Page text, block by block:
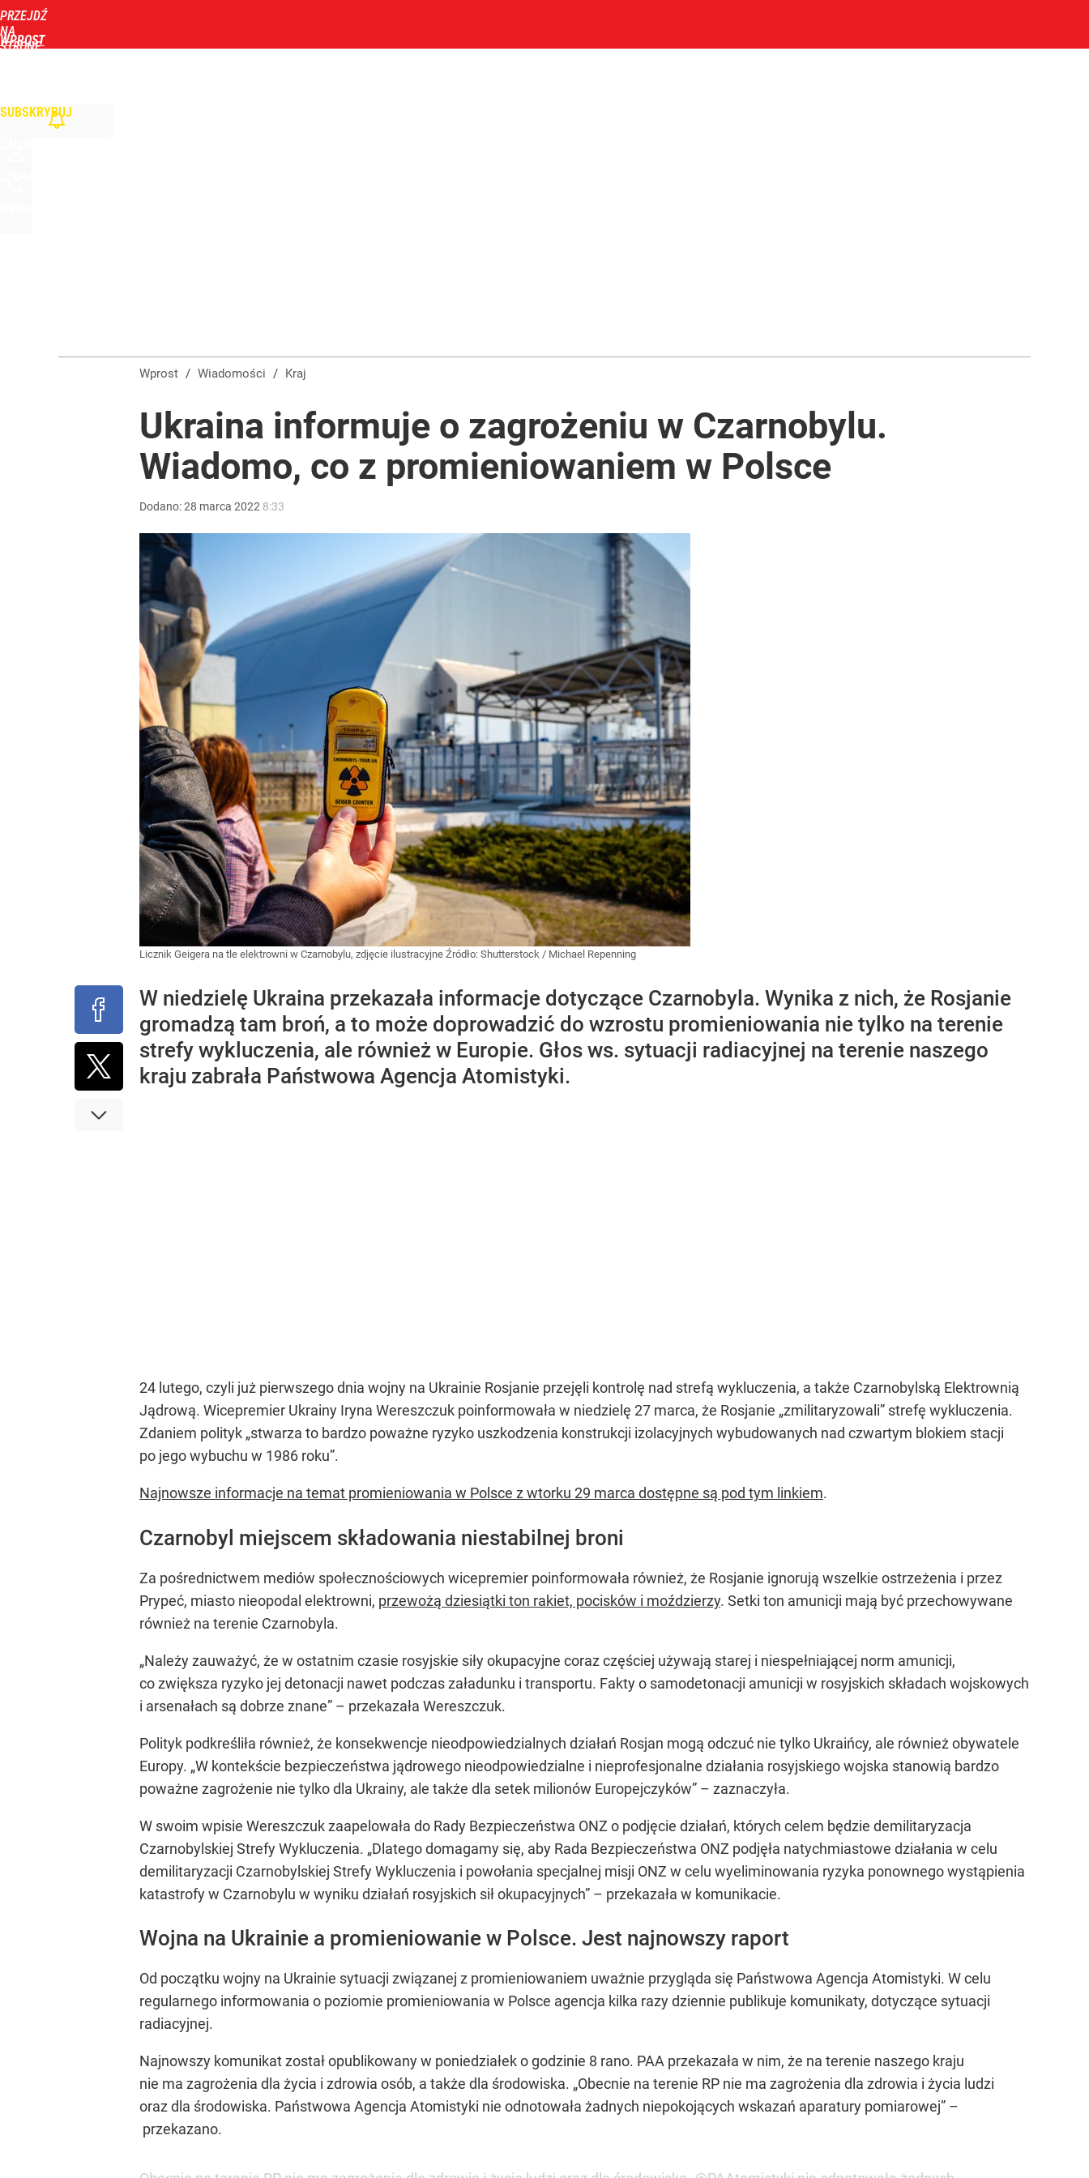
PRZEJDŹ
NA
STRONĘ
WPROST
SUBSKRYBUJ
Wprost / Wiadomości / Kraj
Ukraina informuje o zagrożeniu w Czarnobylu.
Wiadomo, co z promieniowaniem w Polsce
Dodano:28 marca 2022 8:33
Licznik Geigera na tle elektrowni w Czarnobylu, zdjęcie ilustracyjne Źródło: Shutterstock / Michael Repenning
W niedzielę Ukraina przekazała informacje dotyczące Czarnobyla. Wynika z nich, że Rosjanie
gromadzą tam broń, a to może doprowadzić do wzrostu promieniowania nie tylko na terenie
strefy wykluczenia, ale również w Europie. Głos ws. sytuacji radiacyjnej na terenie naszego
kraju zabrała Państwowa Agencja Atomistyki.
24 lutego, czyli już pierwszego dnia wojny na Ukrainie Rosjanie przejęli kontrolę nad strefą wykluczenia, a także Czarnobylską Elektrownią
Jądrową. Wicepremier Ukrainy Iryna Wereszczuk poinformowała w niedzielę 27 marca, że Rosjanie „zmilitaryzowali” strefę wykluczenia.
Zdaniem polityk „stwarza to bardzo poważne ryzyko uszkodzenia konstrukcji izolacyjnych wybudowanych nad czwartym blokiem stacji
po jego wybuchu w 1986 roku”.
Najnowsze informacje na temat promieniowania w Polsce z wtorku 29 marca dostępne są pod tym linkiem.
Czarnobyl miejscem składowania niestabilnej broni
Za pośrednictwem mediów społecznościowych wicepremier poinformowała również, że Rosjanie ignorują wszelkie ostrzeżenia i przez
Prypeć, miasto nieopodal elektrowni, przewożą dziesiątki ton rakiet, pocisków i moździerzy. Setki ton amunicji mają być przechowywane
również na terenie Czarnobyla.
„Należy zauważyć, że w ostatnim czasie rosyjskie siły okupacyjne coraz częściej używają starej i niespełniającej norm amunicji,
co zwiększa ryzyko jej detonacji nawet podczas załadunku i transportu. Fakty o samodetonacji amunicji w rosyjskich składach wojskowych
i arsenałach są dobrze znane” – przekazała Wereszczuk.
Polityk podkreśliła również, że konsekwencje nieodpowiedzialnych działań Rosjan mogą odczuć nie tylko Ukraińcy, ale również obywatele
Europy. „W kontekście bezpieczeństwa jądrowego nieodpowiedzialne i nieprofesjonalne działania rosyjskiego wojska stanowią bardzo
poważne zagrożenie nie tylko dla Ukrainy, ale także dla setek milionów Europejczyków” – zaznaczyła.
W swoim wpisie Wereszczuk zaapelowała do Rady Bezpieczeństwa ONZ o podjęcie działań, których celem będzie demilitaryzacja
Czarnobylskiej Strefy Wykluczenia. „Dlatego domagamy się, aby Rada Bezpieczeństwa ONZ podjęła natychmiastowe działania w celu
demilitaryzacji Czarnobylskiej Strefy Wykluczenia i powołania specjalnej misji ONZ w celu wyeliminowania ryzyka ponownego wystąpienia
katastrofy w Czarnobylu w wyniku działań rosyjskich sił okupacyjnych” – przekazała w komunikacie.
Wojna na Ukrainie a promieniowanie w Polsce. Jest najnowszy raport
Od początku wojny na Ukrainie sytuacji związanej z promieniowaniem uważnie przygląda się Państwowa Agencja Atomistyki. W celu
regularnego informowania o poziomie promieniowania w Polsce agencja kilka razy dziennie publikuje komunikaty, dotyczące sytuacji
radiacyjnej.
Najnowszy komunikat został opublikowany w poniedziałek o godzinie 8 rano. PAA przekazała w nim, że na terenie naszego kraju
nie ma zagrożenia dla życia i zdrowia osób, a także dla środowiska. „Obecnie na terenie RP nie ma zagrożenia dla zdrowia i życia ludzi
oraz dla środowiska. Państwowa Agencja Atomistyki nie odnotowała żadnych niepokojących wskazań aparatury pomiarowej” –
przekazano.